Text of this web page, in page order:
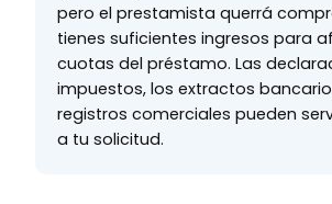
pero el prestamista querrá
tienes suficientes ingresos para
cuotas del préstamo. Las
impuestos, los extractos
registros comerciales pueden
a tu solicitud.